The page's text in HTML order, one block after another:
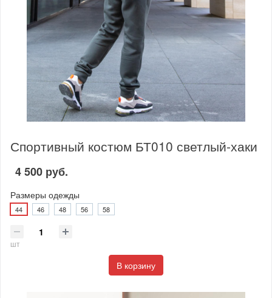
Спортивный костюм БТ010 светлый-хаки
4 500 руб.
Размеры одежды
44 46 48 56 58
шт
В корзину